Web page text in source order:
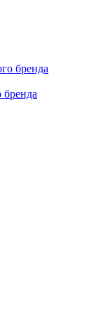
бренда